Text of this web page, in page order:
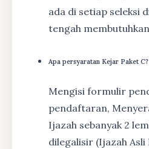
ada di setiap seleksi
tengah
Apa persyaratan Kejar Paket C?
Mengisi formulir
pendaftaran,
Ijazah sebanyak 2
dilegalisir (Ijazah